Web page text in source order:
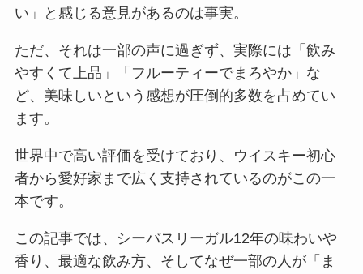
い」と感じる意見があるのは事実。
ただ、それは一部の声に過ぎず、実際には「飲み
やすくて上品」「フルーティーでまろやか」な
ど、美味しいという感想が圧倒的多数を占めてい
ます。
世界中で高い評価を受けており、ウイスキー初心
者から愛好家まで広く支持されているのがこの一
本です。
この記事では、シーバスリーガル12年の味わいや
香り、最適な飲み方、そしてなぜ一部の人が「ま